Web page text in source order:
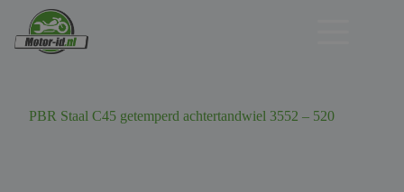
PBR Staal C45 getemperd achtertandwiel 3552 – 520